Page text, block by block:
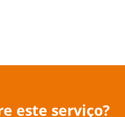
este serviço?